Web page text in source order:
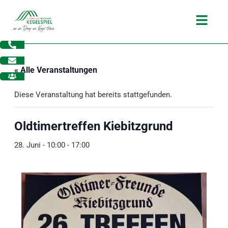
Inhalt
springen
Main
« Alle Veranstaltungen
Diese Veranstaltung hat bereits stattgefunden.
Oldtimertreffen Kiebitzgrund
28. Juni - 10:00- 17:00